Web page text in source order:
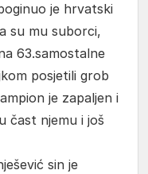
je hrvatski
su mu suborci,
63.samostalne
posjetili grob
je zapaljen i
čast njemu i još
sin je